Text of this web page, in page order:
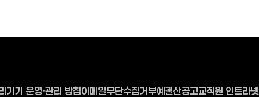
기기 운영·관리 방침이메일무단수집거부예결산공고교직원 인트라넷